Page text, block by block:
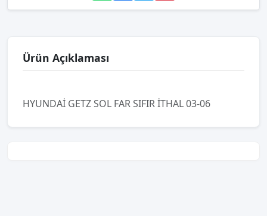
Ürün Açıklaması
HYUNDAİ GETZ SOL FAR SIFIR İTHAL 03-06